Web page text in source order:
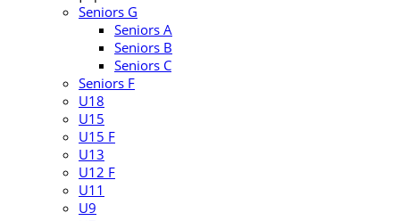
Seniors G
Seniors A
Seniors B
Seniors C
Seniors F
U18
U15
U15 F
U13
U12 F
U11
U9